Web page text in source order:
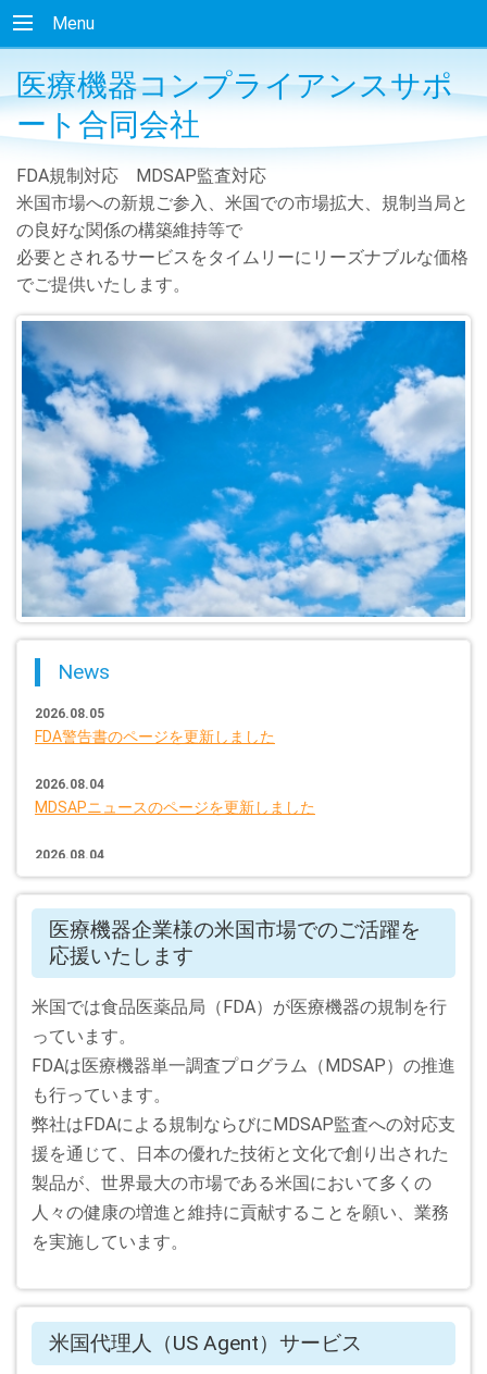
Menu
医療機器コンプライアンスサポ
ート合同会社
FDA規制対応 MDSAP監査対応
米国市場への新規ご参入、米国での市場拡大、規制当局と
の良好な関係の構築維持等で
必要とされるサービスをタイムリーにリーズナブルな価格
でご提供いたします。
News
2026.08.05
FDA警告書のページを更新しました
2026.08.04
MDSAPニュースのページを更新しました
2026.08.04
FDAガイダンス文書のページを更新しました
2026.07.31
FDAニュースのページを更新しました
医療機器企業様の米国市場でのご活躍を
応援いたします
米国では食品医薬品局（FDA）が医療機器の規制を行
っています。
FDAは医療機器単一調査プログラム（MDSAP）の推進
も行っています。
弊社はFDAによる規制ならびにMDSAP監査への対応支
援を通じて、日本の優れた技術と文化で創り出された
製品が、世界最大の市場である米国において多くの
人々の健康の増進と維持に貢献することを願い、業務
を実施しています。
米国代理人（US Agent）サービス